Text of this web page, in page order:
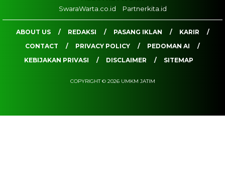
SwaraWarta.co.id
Partnerkita.id
ABOUT US REDAKSI PASANG IKLAN
KARIR
CONTACT
PRIVACY POLICY
PEDOMAN AI
KEBIJAKAN PRIVASI
DISCLAIMER SITEMAP
COPYRIGHT © 2026 UMKM JATIM